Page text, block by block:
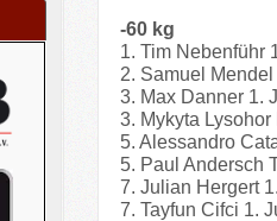
-60 kg
1. Tim Nebenführ
2. Samuel
3. Max Danner 1.
3. Mykyta
5. Alessandro
5. Paul Andersch
7. Julian Hergert
7. Tayfun Cifci 1.